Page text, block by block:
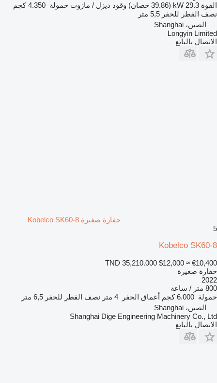
القوة 29.3 kW (39.86 حصان) وقود ديزل / مازوت حمولة 4.350 كجم
نصف القطر للحفر 5,5 متر
الصين، Shanghai
Longyin Limited
الاتصال بالبائع
حفارة صغيرة Kobelco SK60-8
5
Kobelco SK60-8
TND 35,210.000 $12,000 ≈ €10,400
حفارة صغيرة
2022
800 متر / ساعة
حمولة 6.000 كجم أعماق الحفر 4 متر نصف القطر للحفر 6,5 متر
الصين، Shanghai
Shanghai Dige Engineering Machinery Co., Ltd
الاتصال بالبائع